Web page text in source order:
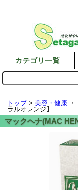
カテゴリ一覧
トップ> 美容・健康 ・
ラルオレンジ】